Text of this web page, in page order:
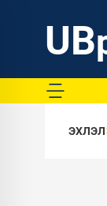
UB
ЭХЛЭЛ